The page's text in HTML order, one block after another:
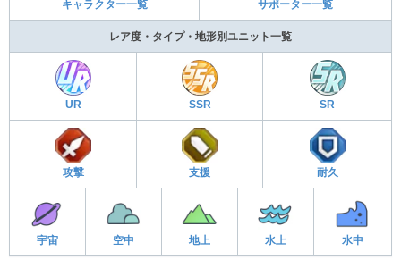
キャラクター一覧 サポーター一覧
レア度・タイプ・地形別ユニット一覧
UR SSR SR
攻撃 支援 耐久
宇宙 空中 地上 水上 水中